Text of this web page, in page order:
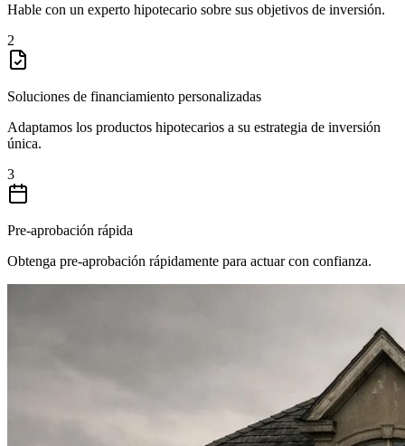
Hable con un experto hipotecario sobre sus objetivos de inversión.
2
Soluciones de financiamiento personalizadas
Adaptamos los productos hipotecarios a su estrategia de inversión
única.
3
Pre-aprobación rápida
Obtenga pre-aprobación rápidamente para actuar con confianza.